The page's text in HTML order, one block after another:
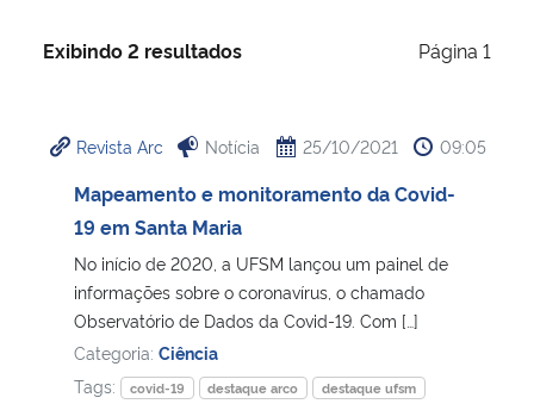
Ministério da Cidadania
Ministério da Saúde
Ministério de Minas e Energia
Ministério da Ciência, Tecnologia, Inovações e Comunicações
Ministério do Meio Ambiente
Exibindo 2 resultados Página 1
Revista Arc Notícia 25/10/2021 09:05
Mapeamento e monitoramento da Covid-
19 em Santa Maria
No início de 2020, a UFSM lançou um painel de
informações sobre o coronavírus, o chamado
Observatório de Dados da Covid-19. Com […]
Categoria: Ciência
Tags:
covid-19 destaque arco
destaque ufsm